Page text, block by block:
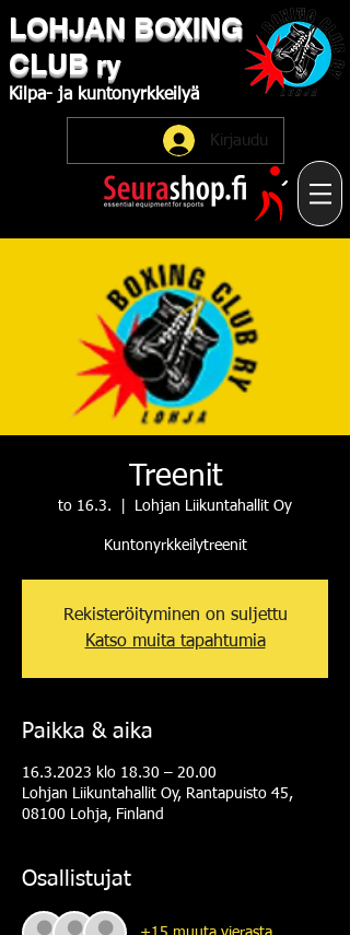
LOHJAN ​BOXING
CLUB ry
Kilpa- ja kuntonyrkkeilyä
Kirjaudu
Treenit
to 16.3. Lohjan Liikuntahallit Oy
Kuntonyrkkeilytreenit
Rekisteröityminen on suljettu
Katso muita tapahtumia
Paikka & aika
16.3.2023 klo 18.30 – 20.00
Lohjan Liikuntahallit Oy, Rantapuisto 45,
08100 Lohja, Finland
Osallistujat